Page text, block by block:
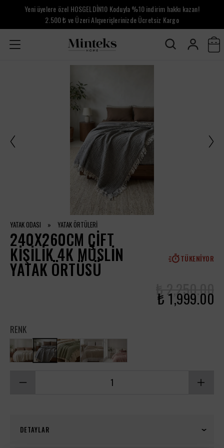
Yeni üyelere özel HOSGELDİN10 Koduyla %10 indirim hakkı kazan!
2.500 ₺ ve Üzeri Alışverişlerinizde Ücretsiz Kargo
YATAK ODASI » YATAK ÖRTÜLERİ
240X260CM ÇIFT
KIŞILIK 4K MÜSLIN
YATAK ÖRTÜSÜ TÜKENIYOR
₺ 2,250.00
₺ 1,999.00
RENK
DETAYLAR